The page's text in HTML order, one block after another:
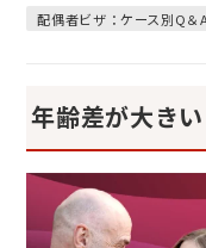
配偶者ビザ：ケース別Q＆
年齢差が大きい